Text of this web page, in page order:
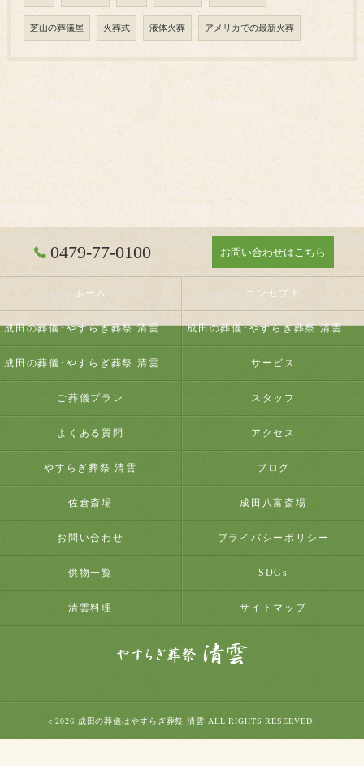
芝山の葬儀屋 火葬式 液体火葬 アメリカでの最新火葬
0479-77-0100 お問い合わせはこちら
ホーム コンセプト
成田の葬儀･やすらぎ葬祭 清雲の口コミ情報 成田の葬儀･やすらぎ葬祭 清雲の評判
成田の葬儀･やすらぎ葬祭 清雲のお客様の声 サービス
ご葬儀プラン スタッフ
よくある質問 アクセス
やすらぎ葬祭 清雲 ブログ
佐倉斎場 成田八富斎場
お問い合わせ プライバシーポリシー
供物一覧 SDGs
清雲料理 サイトマップ
c 2026 成田の葬儀はやすらぎ葬祭 清雲 ALL RIGHTS RESERVED.